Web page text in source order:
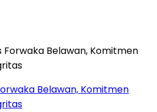
Belawan, Komitmen